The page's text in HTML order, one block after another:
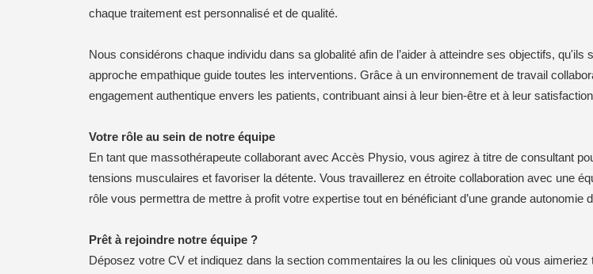
chaque traitement est personnalisé et de qualité.
Nous considérons chaque individu dans sa globalité afin de l’aider à atteindre ses objectifs,
approche empathique guide toutes les interventions. Grâce à un environnement de travail
engagement authentique envers les patients, contribuant ainsi à leur bien-être et à leur
Votre rôle au sein de notre équipe
En tant que massothérapeute collaborant avec Accès Physio, vous agirez à titre de consultant
tensions musculaires et favoriser la détente. Vous travaillerez en étroite collaboration avec une
rôle vous permettra de mettre à profit votre expertise tout en bénéficiant d’une grande autonomie
Prêt à rejoindre notre équipe ?
Déposez votre CV et indiquez dans la section commentaires la ou les cliniques où vous aimeriez